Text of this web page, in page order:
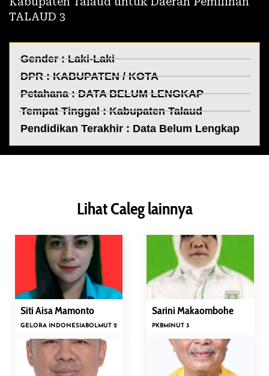
TALAUD 3
Gender : Laki-Laki
DPR :KABUPATEN / KOTA
Petahana : DATA BELUM LENGKAP
Tempat Tinggal :Kabupaten Talaud
Pendidikan Terakhir : Data Belum Lengkap
Lihat Caleg lainnya
Siti Aisa Mamonto
GELORA INDONESIABOLMUT 2
Sarini Makaombohe
PKBMINUT 3